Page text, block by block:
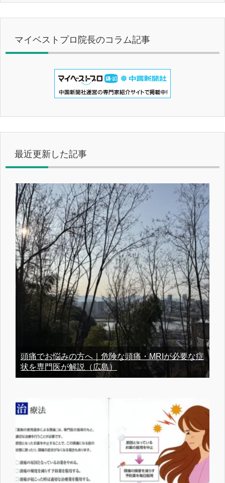
マイベストプロ院長のコラム記事
最近更新した記事
頭痛でお悩みの方へ｜危険な頭痛・MRIが必要な症
状を専門医が解説（広島）